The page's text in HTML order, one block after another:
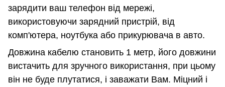
зарядити ваш телефон від мережі,
використовуючи зарядний пристрій, від
комп'ютера, ноутбука або прикурювача в авто.
Довжина кабелю становить 1 метр, його довжини
вистачить для зручного використання, при цьому
він не буде плутатися, і заважати Вам. Міцний і